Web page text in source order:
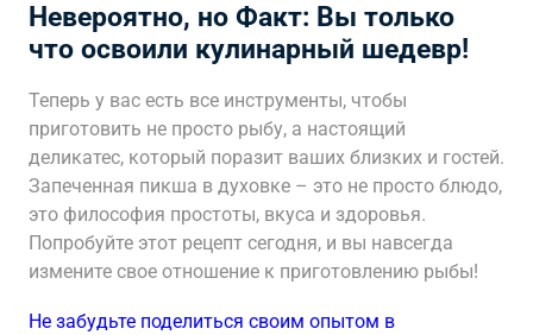
Невероятно, но Факт: Вы только
что освоили кулинарный шедевр!
Теперь у вас есть все инструменты, чтобы
приготовить не просто рыбу, а настоящий
деликатес, который поразит ваших близких и гостей.
Запеченная пикша в духовке – это не просто блюдо,
это философия простоты, вкуса и здоровья.
Попробуйте этот рецепт сегодня, и вы навсегда
измените свое отношение к приготовлению рыбы!
Не забудьте поделиться своим опытом в